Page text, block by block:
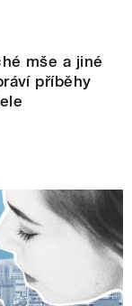
mše a jiné
příběhy